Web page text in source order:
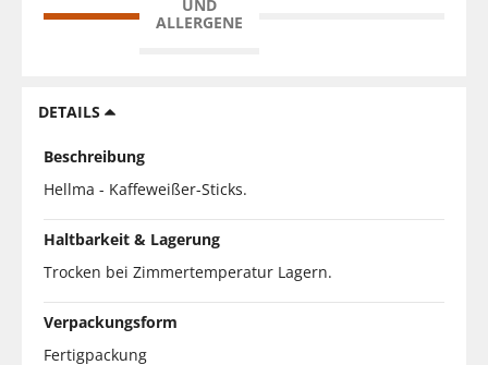
UND
ALLERGENE
DETAILS
Beschreibung
Hellma - Kaffeweißer-Sticks.
Haltbarkeit & Lagerung
Trocken bei Zimmertemperatur Lagern.
Verpackungsform
Fertigpackung